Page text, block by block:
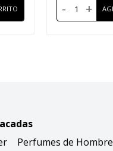
- +
Perfumes de Hombre